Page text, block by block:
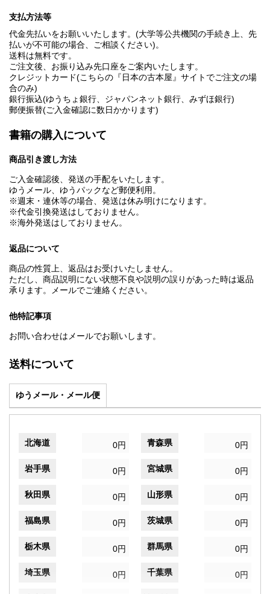
支払方法等
代金先払いをお願いいたします。(大学等公共機関の手続き上、先
払いが不可能の場合、ご相談ください)。
送料は無料です。
ご注文後、お振り込み先口座をご案内いたします。
クレジットカード(こちらの『日本の古本屋』サイトでご注文の場
合のみ)
銀行振込(ゆうちょ銀行、ジャパンネット銀行、みずほ銀行)
郵便振替(ご入金確認に数日かかります)
書籍の購入について
商品引き渡し方法
ご入金確認後、発送の手配をいたします。
ゆうメール、ゆうパックなど郵便利用。
※週末・連休等の場合、発送は休み明けになります。
※代金引換発送はしておりません。
※海外発送はしておりません。
返品について
商品の性質上、返品はお受けいたしません。
ただし、商品説明にない状態不良や説明の誤りがあった時は返品
承ります。メールでご連絡ください。
他特記事項
お問い合わせはメールでお願いします。
送料について
ゆうメール・メール便
北海道 0円 青森県 0円
岩手県 0円 宮城県 0円
秋田県 0円 山形県 0円
福島県 0円 茨城県 0円
栃木県 0円 群馬県 0円
埼玉県 0円 千葉県 0円